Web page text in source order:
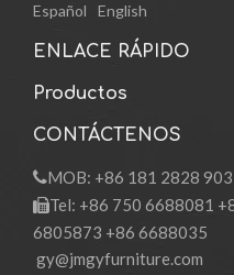
Español English
ENLACE RÁPIDO
Productos
CONTÁCTENOS
MOB: +86 181 2828
Tel: +86 750 6688081
6805873 +86 6688035
gy@jmgyfurniture.com